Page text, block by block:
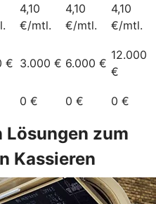
4,10
€/mtl.
4,10
€/mtl.
4,10
€/mtl.
€ 3.000 € 6.000 €
12.000
€
0 € 0 € 0 €
Lösungen zum
Kassieren